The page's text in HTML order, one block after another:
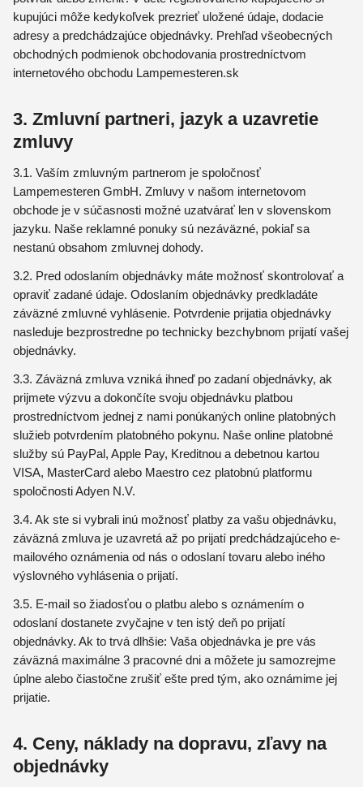
kupujúci môže kedykoľvek prezrieť uložené údaje, dodacie
adresy a predchádzajúce objednávky. Prehľad všeobecných
obchodných podmienok obchodovania prostredníctvom
internetového obchodu Lampemesteren.sk
3. Zmluvní partneri, jazyk a uzavretie
zmluvy
3.1. Vaším zmluvným partnerom je spoločnosť
Lampemesteren GmbH. Zmluvy v našom internetovom
obchode je v súčasnosti možné uzatvárať len v slovenskom
jazyku. Naše reklamné ponuky sú nezáväzné, pokiaľ sa
nestanú obsahom zmluvnej dohody.
3.2. Pred odoslaním objednávky máte možnosť skontrolovať a
opraviť zadané údaje. Odoslaním objednávky predkladáte
záväzné zmluvné vyhlásenie. Potvrdenie prijatia objednávky
nasleduje bezprostredne po technicky bezchybnom prijatí vašej
objednávky.
3.3. Záväzná zmluva vzniká ihneď po zadaní objednávky, ak
prijmete výzvu a dokončíte svoju objednávku platbou
prostredníctvom jednej z nami ponúkaných online platobných
služieb potvrdením platobného pokynu. Naše online platobné
služby sú PayPal, Apple Pay, Kreditnou a debetnou kartou
VISA, MasterCard alebo Maestro cez platobnú platformu
spoločnosti Adyen N.V.
3.4. Ak ste si vybrali inú možnosť platby za vašu objednávku,
záväzná zmluva je uzavretá až po prijatí predchádzajúceho e-
mailového oznámenia od nás o odoslaní tovaru alebo iného
výslovného vyhlásenia o prijatí.
3.5. E-mail so žiadosťou o platbu alebo s oznámením o
odoslaní dostanete zvyčajne v ten istý deň po prijatí
objednávky. Ak to trvá dlhšie: Vaša objednávka je pre vás
záväzná maximálne 3 pracovné dni a môžete ju samozrejme
úplne alebo čiastočne zrušiť ešte pred tým, ako oznámime jej
prijatie.
4. Ceny, náklady na dopravu, zľavy na
objednávky